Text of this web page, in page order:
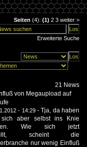
Seiten (4): (1) 2 3 weiter >
Erweiterte Suche
21 News
von Megaupload auf
- 14:29-Tja, da haben
aber selbst ins Knie
Wie sich jetzt
scheint die
nur wenig Einfluß